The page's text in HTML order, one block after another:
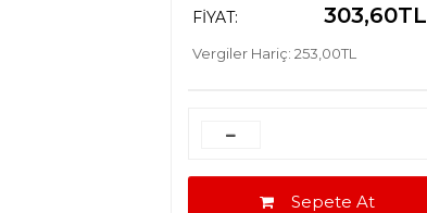
FIYAT: 303,60TL
Vergiler Hariç: 253,00TL
Sepete At